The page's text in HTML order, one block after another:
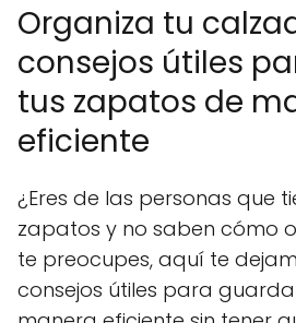
Organiza tu
consejos útiles
tus zapatos de
eficiente
¿Eres de las personas que
zapatos y no saben cómo
te preocupes, aquí te
consejos útiles para